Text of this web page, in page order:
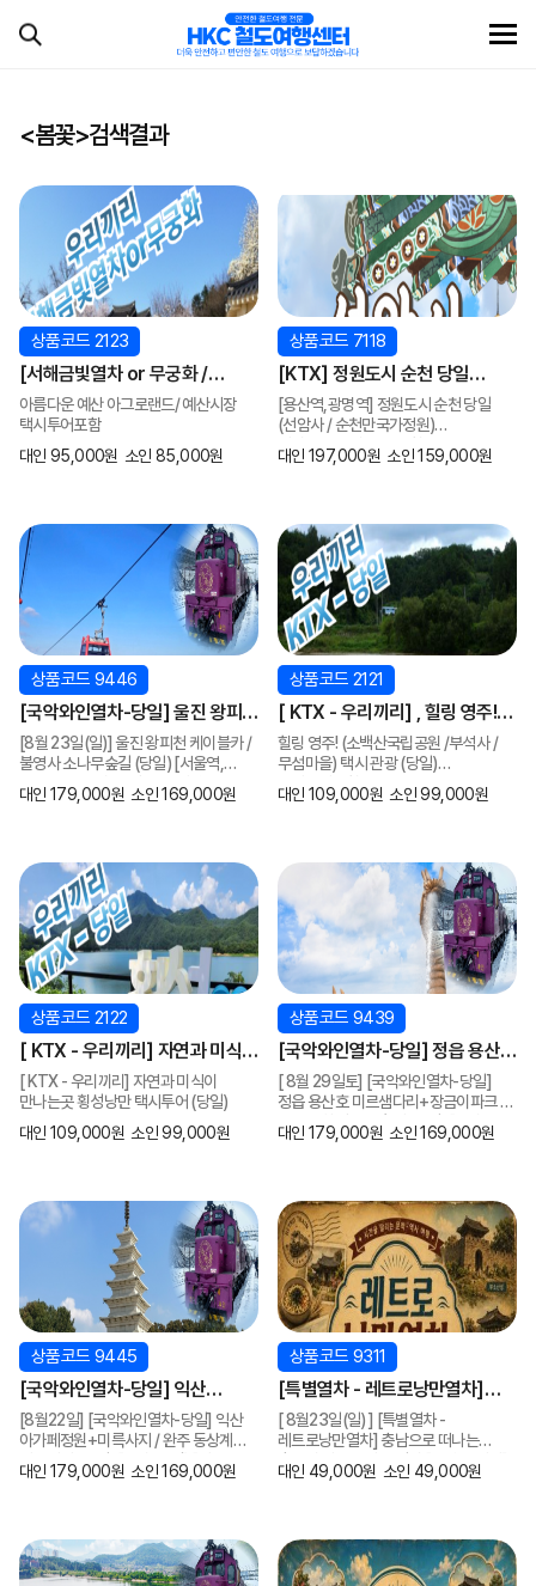
<봄꽃>검색결과
상품코드 2123
[서해금빛열차 or 무궁화 /
예산관광택시] 아름다운 예산
아그로랜드/ 예산시장 (당일)
2026년3월부터
아름다운 예산 아그로랜드/ 예산시장
택시투어포함
대인 95,000원 소인 85,000원
상품코드 7118
[KTX] 정원도시 순천 당일
(선암사 / 순천만국가정원)
여행-4명부터(중식포함)
[용산역,광명역] 정원도시 순천 당일
(선암사 / 순천만국가정원)
여행-4명부터(중식포함)
대인 197,000원 소인 159,000원
상품코드 9446
[국악와인열차-당일] 울진 왕피천
케이블카 / 불영사 소나무숲길
(당일) [8월 23일(일)] [서울역,
영등포역, 수원역, 평택역, 천안역,
오송역]
[8월 23일(일)] 울진 왕피천 케이블카 /
불영사 소나무숲길 (당일) [서울역,
영등포역, 수원역, 평택역, 천안역,
오송역]
대인 179,000원 소인 169,000원
상품코드 2121
[ KTX - 우리끼리] , 힐링 영주!
(소백산국립공원 /부석사 /
무섬마을) 택시 관광 (당일)
2026년 3월부터
힐링 영주! (소백산국립공원 /부석사 /
무섬마을) 택시 관광 (당일)
택시투어포함
대인 109,000원 소인 99,000원
상품코드 2122
[ KTX - 우리끼리] 자연과 미식이
만나는곳 횡성낭만 택시투어
(당일)
[ KTX - 우리끼리] 자연과 미식이
만나는곳 횡성낭만 택시투어 (당일)
대인 109,000원 소인 99,000원
상품코드 9439
[국악와인열차-당일] 정읍 용산호
미르샘다리+장금이파크 / 담양
죽화경 수국축제 (당일) [ 8월
29일토] [서울역, 영등포역,
수원역, 평택역, 천안역,서대전역]
[ 8월 29일토] [국악와인열차-당일]
정읍 용산호 미르샘다리+장금이파크 /
담양 죽화경 수국축제 (당일) [ 8월
29일토] [서울역, 영등포역, 수원역,
대인 179,000원 소인 169,000원
상품코드 9445
[국악와인열차-당일] 익산
아가페정원+미륵사지 / 완주
동상계곡 여름피서 물놀이(당일)
[ 8월22일] [서울역, 영등포역,
수원역, 평택역, 천안역,
[8월22일] [국악와인열차-당일] 익산
아가페정원+미륵사지 / 완주 동상계곡
여름피서 (당일) [ 7월 25일] [서울역,
영등포역, 수원역, 평택역, 천안역,
대인 179,000원 소인 169,000원
상품코드 9311
[특별열차 - 레트로낭만열차]
충남으로 떠나는 추억의 레트로
낭만 열차 [논산,부여편] (당일) [
8월23일(일) ] [서울역,영등포역,
수원역,천안역 ]
[ 8월23일(일) ] [특별열차 -
레트로낭만열차] 충남으로 떠나는
추억의 레트로 낭만 열차 [논산,부여편]
(당일) [ 8월23일(일) ] [서울역,
대인 49,000원 소인 49,000원